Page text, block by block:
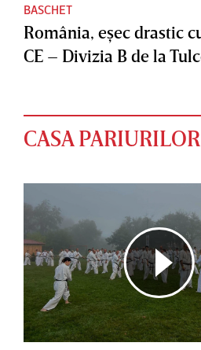
BASCHET
România, eşec drastic
CE – Divizia B de la
CASA